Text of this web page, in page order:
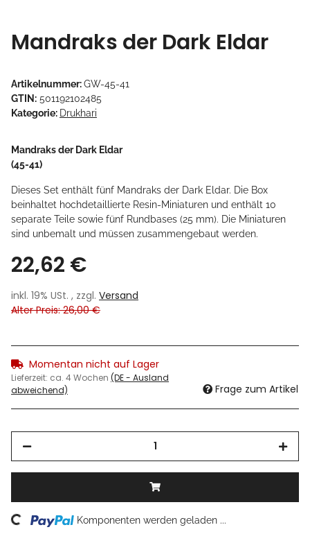
Mandraks der Dark Eldar
Artikelnummer:GW-45-41
GTIN: 501192102485
Kategorie: Drukhari
Mandraks der Dark Eldar
(45-41)
Dieses Set enthält fünf Mandraks der Dark Eldar. Die Box
beinhaltet hochdetaillierte Resin-Miniaturen und enthält 10
separate Teile sowie fünf Rundbases (25 mm). Die Miniaturen
sind unbemalt und müssen zusammengebaut werden.
22,62 €
inkl. 19% USt. , zzgl. Versand
Alter Preis: 26,00 €
Momentan nicht auf Lager
Lieferzeit: ca. 4 Wochen (DE - Ausland
abweichend)
Frage zum Artikel
Komponenten werden geladen ...